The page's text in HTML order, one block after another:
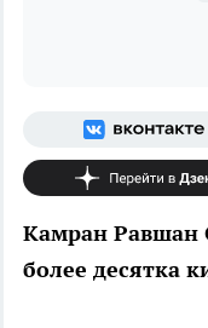
Камран Равшан
более десятка